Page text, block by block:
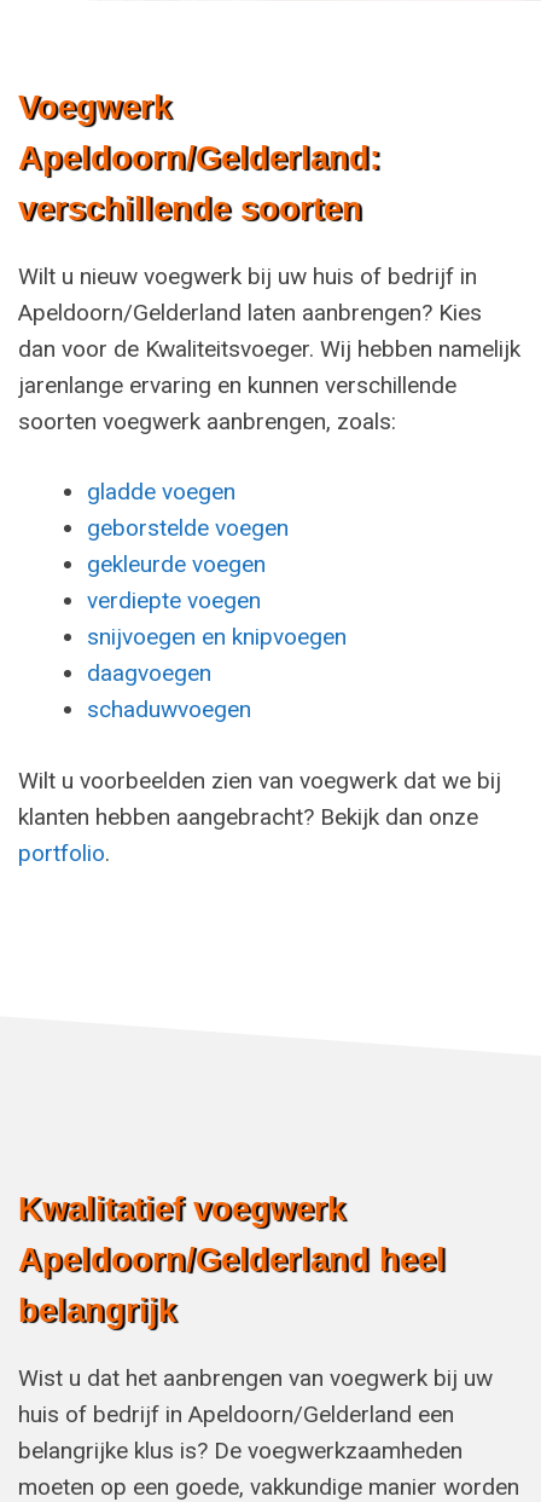
Voegwerk
Apeldoorn/Gelderland:
verschillende soorten
Wilt u nieuw voegwerk bij uw huis of bedrijf in
Apeldoorn/Gelderland laten aanbrengen? Kies
dan voor de Kwaliteitsvoeger. Wij hebben namelijk
jarenlange ervaring en kunnen verschillende
soorten voegwerk aanbrengen, zoals:
gladde voegen
geborstelde voegen
gekleurde voegen
verdiepte voegen
snijvoegen en knipvoegen
daagvoegen
schaduwvoegen
Wilt u voorbeelden zien van voegwerk dat we bij
klanten hebben aangebracht? Bekijk dan onze
portfolio.
Kwalitatief voegwerk
Apeldoorn/Gelderland heel
belangrijk
Wist u dat het aanbrengen van voegwerk bij uw
huis of bedrijf in Apeldoorn/Gelderland een
belangrijke klus is? De voegwerkzaamheden
moeten op een goede, vakkundige manier worden